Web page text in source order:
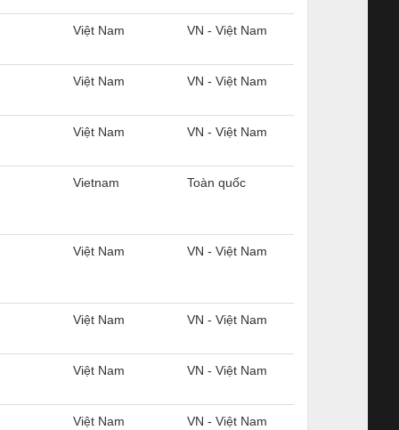
Việt Nam VN - Việt Nam
Việt Nam VN - Việt Nam
Việt Nam VN - Việt Nam
Vietnam Toàn quốc
Việt Nam VN - Việt Nam
Việt Nam VN - Việt Nam
Việt Nam VN - Việt Nam
Việt Nam VN - Việt Nam